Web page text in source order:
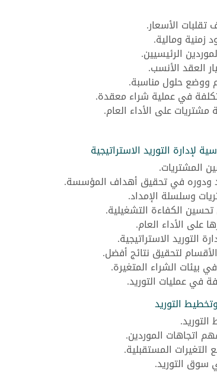
الأسعار.
زمنية ومالية.
الرئيسيين.
العقد الأنسب.
ووضع حلول مناسبة.
في عملية شراء معقدة.
على الأداء العام.
لإدارة التوريد الاستراتيجية
المشتريات.
ودوره في تحقيق أهداف المؤسسة.
وسلسلة الإمداد.
الكفاءة التشغيلية.
على الأداء العام.
التوريد الاستراتيجية.
لتحقيق نتائج أفضل.
بيئات الشراء المتغيرة.
في عمليات التوريد.
التوريد
اتجاهات الموردين.
المستقبلية.
سوق التوريد.